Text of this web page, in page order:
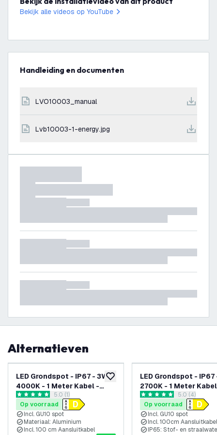
Bekijk alle videos op YouTube
Handleiding en documenten
LVO10003_manual
lvb10003-1-energy.jpg
Alternatieven
toevoegen aan verlanglijst
LED Grondspot - IP67 - 3W -
4000K - 1 Meter Kabel -
Zwart
reviews drawer openen
5 score sterren5.0 (1)
Op voorraad
Incl. GU10 spot
Materiaal: Aluminium
Incl. 100 cm Aansluitkabel
LED Grondspot - IP67
2700K - 1 Meter Kabel
reviews
5 score sterren5.0 (4)
Op voorraad
Incl. GU10 spot
Incl. 100cm Aansluitkabel
IP65: Stof- en